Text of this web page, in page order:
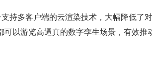
持多客户端的云渲染技术，大幅降低了
以游览高逼真的数字孪生场景，有效推